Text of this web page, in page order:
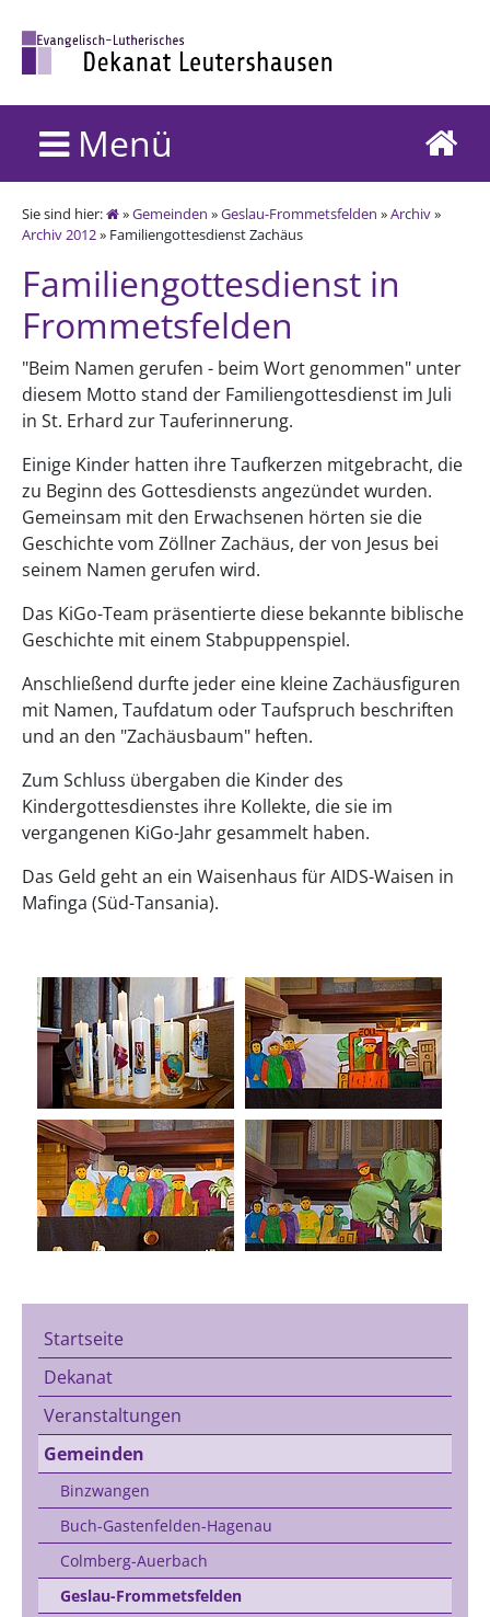
Menü
Sie sind hier: »Gemeinden »Geslau-Frommetsfelden »Archiv»
Archiv 2012» Familiengottesdienst Zachäus
Familiengottesdienst in
Frommetsfelden
"Beim Namen gerufen - beim Wort genommen" unter
diesem Motto stand der Familiengottesdienst im Juli
in St. Erhard zur Tauferinnerung.
Einige Kinder hatten ihre Taufkerzen mitgebracht, die
zu Beginn des Gottesdiensts angezündet wurden.
Gemeinsam mit den Erwachsenen hörten sie die
Geschichte vom Zöllner Zachäus, der von Jesus bei
seinem Namen gerufen wird.
Das KiGo-Team präsentierte diese bekannte biblische
Geschichte mit einem Stabpuppenspiel.
Anschließend durfte jeder eine kleine Zachäusfiguren
mit Namen, Taufdatum oder Taufspruch beschriften
und an den "Zachäusbaum" heften.
Zum Schluss übergaben die Kinder des
Kindergottesdienstes ihre Kollekte, die sie im
vergangenen KiGo-Jahr gesammelt haben.
Das Geld geht an ein Waisenhaus für AIDS-Waisen in
Mafinga (Süd-Tansania).
Startseite
Dekanat
Veranstaltungen
Gemeinden
Binzwangen
Buch-Gastenfelden-Hagenau
Colmberg-Auerbach
Geslau-Frommetsfelden